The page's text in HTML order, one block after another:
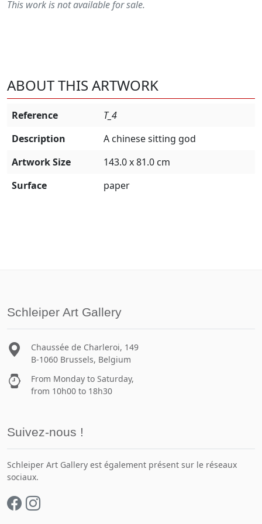
This work is not available for sale.
ABOUT THIS ARTWORK
Reference
T_4
Description
A chinese sitting god
Artwork Size
143.0 x 81.0 cm
Surface
paper
Schleiper Art Gallery
Chaussée de Charleroi, 149
B-1060 Brussels, Belgium
From Monday to Saturday,
from 10h00 to 18h30
Suivez-nous !
Schleiper Art Gallery est également présent sur le réseaux
sociaux.